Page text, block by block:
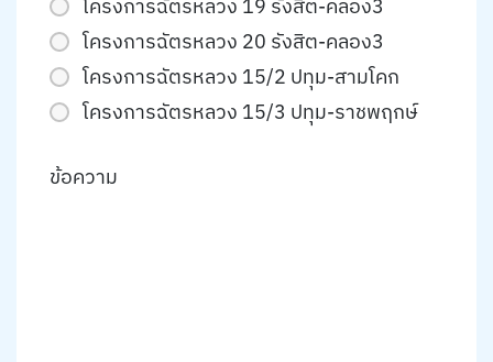
โครงการฉัตรหลวง 19 รังสิต-คลอง3
โครงการฉัตรหลวง 20 รังสิต-คลอง3
โครงการฉัตรหลวง 15/2 ปทุม-สามโคก
โครงการฉัตรหลวง 15/3 ปทุม-ราชพฤกษ์
ข้อความ